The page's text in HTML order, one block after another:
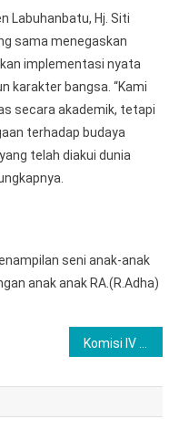
Labuhanbatu, Hj. Siti
sama menegaskan
implementasi nyata
karakter bangsa. “Kami
secara akademik, tetapi
terhadap budaya
telah diakui dunia
seni anak-anak
anak anak RA.(R.Adha)